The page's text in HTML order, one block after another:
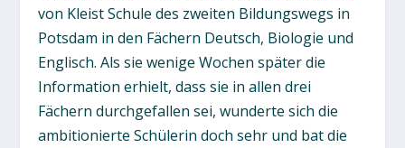
von Kleist Schule des zweiten Bildungswegs in
Potsdam in den Fächern Deutsch, Biologie und
Englisch. Als sie wenige Wochen später die
Information erhielt, dass sie in allen drei
Fächern durchgefallen sei, wunderte sich die
ambitionierte Schülerin doch sehr und bat die